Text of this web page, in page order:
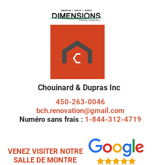
Chouinard & Dupras Inc
450-263-0046
bch.renovation@gmail.com
Numéro sans frais : 1-844-312-4719
VENEZ VISITER NOTRE
SALLE DE MONTRE